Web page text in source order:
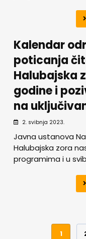
Kalendar
poticanja
Halubajska
godine i
na
2. svibnja 2023.
Javna ustanova
Halubajska zora
programima i u
1